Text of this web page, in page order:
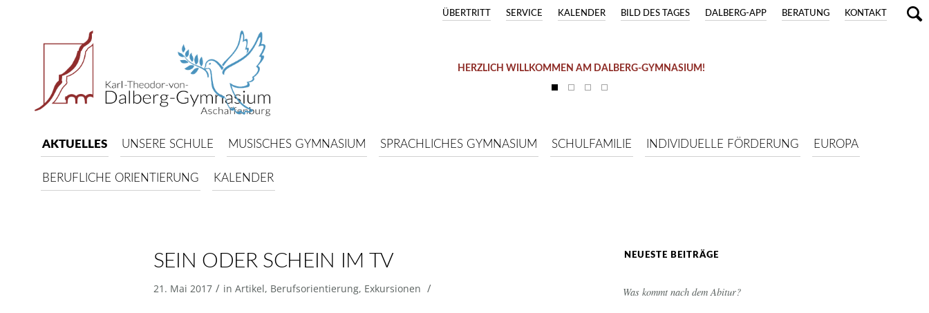
KONTAKT
BERATUNG
DALBERG-APP
BILD DES TAGES
KALENDER
SERVICE
ÜBERTRITT
HERZLICH WILLKOMMEN AM DALBERG-GYMNASIUM!
AKTUELLES UNSERE SCHULE MUSISCHES GYMNASIUM SPRACHLICHES GYMNASIUM SCHULFAMILIE INDIVIDUELLE FÖRDERUNG EUROPA
BERUFLICHE ORIENTIERUNG KALENDER
SEIN ODER SCHEIN IM TV
21. Mai 2017 / in Artikel, Berufsorientierung, Exkursionen /
NEUESTE BEITRÄGE
Was kommt nach dem Abitur?